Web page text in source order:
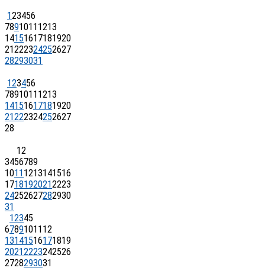
123456
7891011 1213
14151617181920
21222324252627
28293031
123456
7891011 1213
14151617181920
21222324252627
28
12
3456789
1011 1213141516
17181920212223
24252627282930
31
12345
67891011 12
13141516171819
20212223242526
2728293031